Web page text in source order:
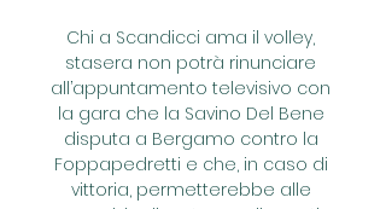
Chi a Scandicci ama il volley,
stasera non potrà rinunciare
all’appuntamento televisivo con
la gara che la Savino Del Bene
disputa a Bergamo contro la
Foppapedretti e che, in caso di
vittoria, permetterebbe alle